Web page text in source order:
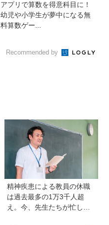
アプリで算数を得意科目に！
幼児や小学生が夢中になる無
料算数ゲー...
Recommended by
精神疾患による教員の休職
は過去最多の1万3千人超
え。今、先生たちが忙しす